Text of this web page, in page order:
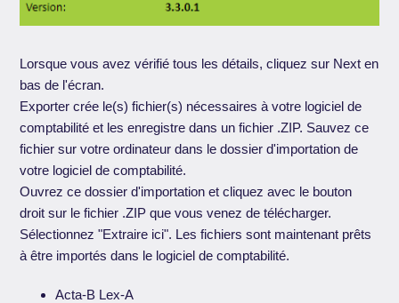
Lorsque vous avez vérifié tous les détails, cliquez sur Next en
bas de l'écran.
Exporter crée le(s) fichier(s) nécessaires à votre logiciel de
comptabilité et les enregistre dans un fichier .ZIP. Sauvez ce
fichier sur votre ordinateur dans le dossier d'importation de
votre logiciel de comptabilité.
Ouvrez ce dossier d'importation et cliquez avec le bouton
droit sur le fichier .ZIP que vous venez de télécharger.
Sélectionnez "Extraire ici". Les fichiers sont maintenant prêts
à être importés dans le logiciel de comptabilité.
Acta-B Lex-A